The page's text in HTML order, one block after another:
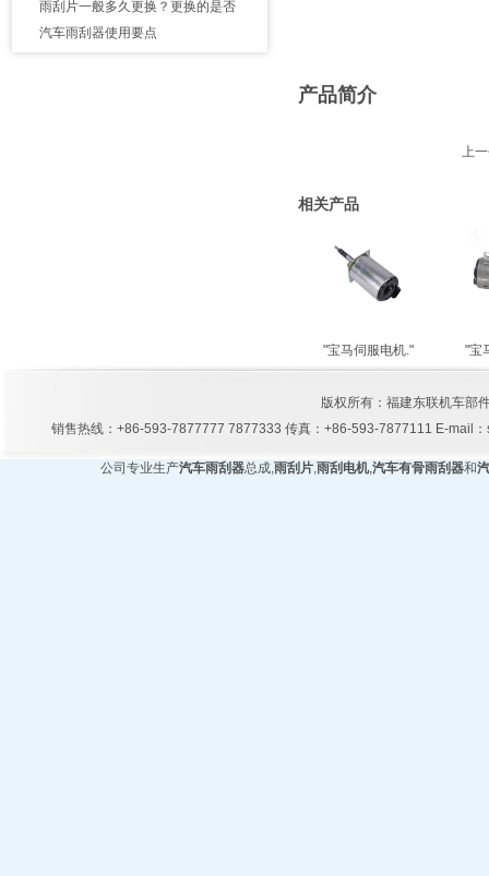
雨刮片一般多久更换？更换的是否
汽车雨刮器使用要点
产品简介
上
相关产品
"宝马伺服电机." "宝
版权所有：福建东联机车部
销售热线：+86-593-7877777 7877333 传真：+86-593-7877111 E-mail
公司专业生产汽车雨刮器总成,雨刮片,雨刮电机,汽车有骨雨刮器和